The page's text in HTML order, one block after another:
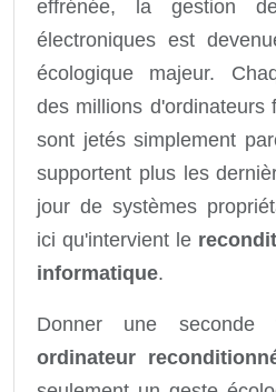
effrénée, la gestion
électroniques est
écologique majeur.
des millions d'ordinateurs
sont jetés simplement
supportent plus les
jour de systèmes
ici qu'intervient le
informatique.
Donner une
ordinateur